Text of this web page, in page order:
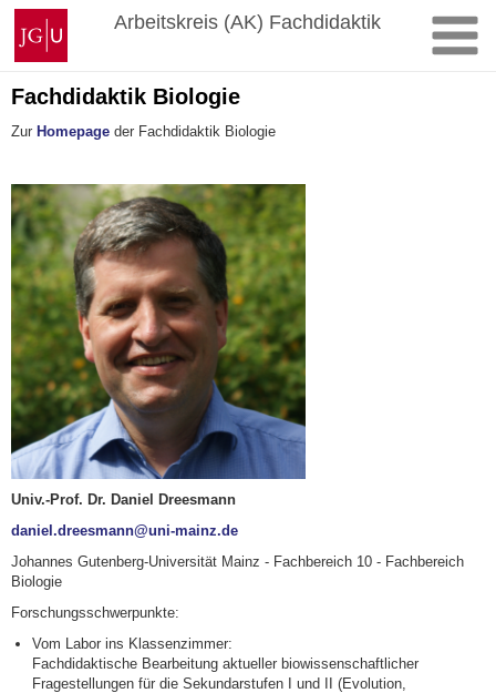
Zum
Inhalt
springen
Johannes
Gutenberg-
Universität
Mainz
Arbeitskreis (AK) Fachdidaktik
Fachdidaktik Biologie
Zur Homepage der Fachdidaktik Biologie
Univ.-Prof. Dr. Daniel Dreesmann
daniel.dreesmann@uni-mainz.de
Johannes Gutenberg-Universität Mainz - Fachbereich 10 - Fachbereich
Biologie
Forschungsschwerpunkte:
Vom Labor ins Klassenzimmer:
Fachdidaktische Bearbeitung aktueller biowissenschaftlicher
Fragestellungen für die Sekundarstufen I und II (Evolution,